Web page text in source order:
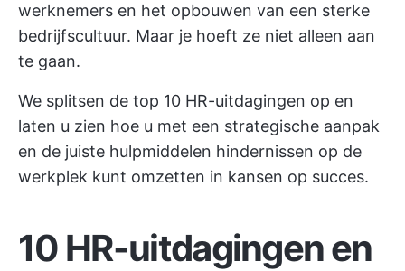
werknemers en het opbouwen van een sterke
bedrijfscultuur. Maar je hoeft ze niet alleen aan
te gaan.
We splitsen de top 10 HR-uitdagingen op en
laten u zien hoe u met een strategische aanpak
en de juiste hulpmiddelen hindernissen op de
werkplek kunt omzetten in kansen op succes.
10 HR-uitdagingen en